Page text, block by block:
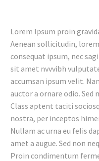
Lorem Ipsum proin
Aenean sollicitudin,
consequat ipsum, nec
sit amet nvvvibh
accumsan ipsum velit.
auctor a ornare odio. Sed
Class aptent taciti
nostra, per inceptos
Nullam ac urna eu felis
amet a augue. Sed non
Proin condimentum